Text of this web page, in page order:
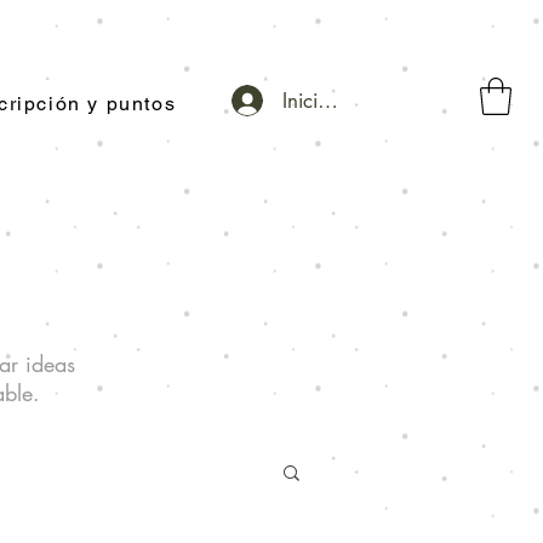
y puntos Iniciar sesión
ideas